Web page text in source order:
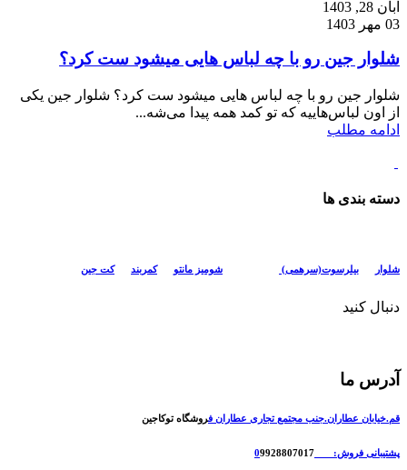
آبان 28, 1403
03 مهر 1403
شلوار جین رو با چه لباس هایی میشود ست کرد؟
شلوار جین رو با چه لباس هایی میشود ست کرد؟ شلوار جین یکی
از اون لباس‌هاییه که تو کمد همه پیدا می‌شه...
ادامه مطلب
دسته بندی ها
شلوار بیلرسوت(سرهمی) شومیز مانتو کمربند کت جین
دنبال کنید
آدرس ما
قم.خیابان عطاران.جنب مجتمع تجاری عطاران فروشگاه توکاجین
پشتیبانی فروش: 0 9928807017